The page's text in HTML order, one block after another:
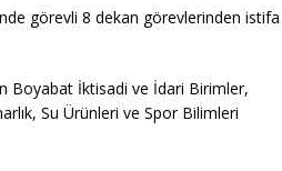
görevli 8 dekan görevlerinden istifa
Boyabat İktisadi ve İdari Birimler,
Su Ürünleri ve Spor Bilimleri